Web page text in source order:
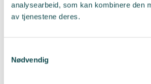
analysearbeid, som kan kombinere den
av tjenestene deres.
Nødvendig